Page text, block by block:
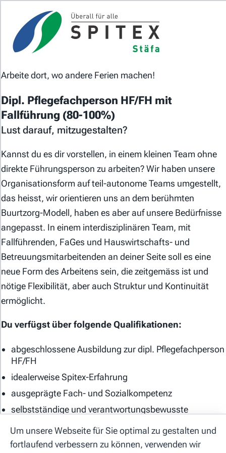
Das Jobportal der Spitex-Organisationen in der
Schweiz.
Arbeite dort, wo andere Ferien machen!
Dipl. Pflegefachperson HF/FH mit
Fallführung (80-100%)
Lust darauf, mitzugestalten?
Kannst du es dir vorstellen, in einem kleinen Team ohne
direkte Führungsperson zu arbeiten? Wir haben unsere
Organisationsform auf teil-autonome Teams umgestellt,
das heisst, wir orientieren uns an dem berühmten
Buurtzorg-Modell, haben es aber auf unsere Bedürfnisse
angepasst. In einem interdisziplinären Team, mit
Fallführenden, FaGes und Hauswirtschafts- und
Betreuungsmitarbeitenden an deiner Seite soll es eine
neue Form des Arbeitens sein, die zeitgemäss ist und
nötige Flexibilität, aber auch Struktur und Kontinuität
ermöglicht.
Du verfügst über folgende Qualifikationen:
abgeschlossene Ausbildung zur dipl. Pflegefachperson
HF/FH
idealerweise Spitex-Erfahrung
ausgeprägte Fach- und Sozialkompetenz
selbstständige und verantwortungsbewusste
gültiger Fahrausweis Kategorie B
Für Arbeitgeber
Partner von
Datenschutzerklärung
Cookie-Einstellungen
Impressum
Hilfe
Kontakt
Um unsere Webseite für Sie optimal zu gestalten und
fortlaufend verbessern zu können, verwenden wir